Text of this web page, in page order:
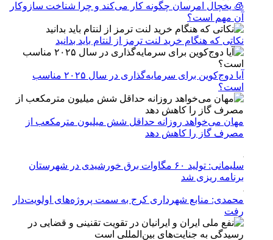
🧊 یخچال امرسان چگونه کار می‌کند و چرا شناخت سازوکار
آن مهم است؟
نکاتی که هنگام خرید لنت ترمز از لنتام باید بدانید
آیا دوج‌کوین برای سرمایه‌گذاری در سال ۲۰۲۵ مناسب
است؟
مهان می‌خواهد روزانه حداقل شش میلیون مترمکعب از
مصرف گاز را کاهش دهد
سلیمانی: تولید ۶۰ مگاوات برق خورشیدی در شهرستان
برنامه ریزی شد
محمدی: منابع شهرداری کرج به سمت پروژه‌های اولویت‌دار
رفت